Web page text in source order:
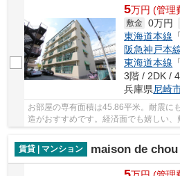
5万円 (管理
敷金 0万円
東海道本線 「
阪急神戸本
東海道本線 「
3階 / 2DK /
兵庫県尼崎
お部屋の専有面積は45.86平米。耐震に
造がおすすめです。経済面でも嬉しい
賃貸 | マンション
maison de chou chou 立花